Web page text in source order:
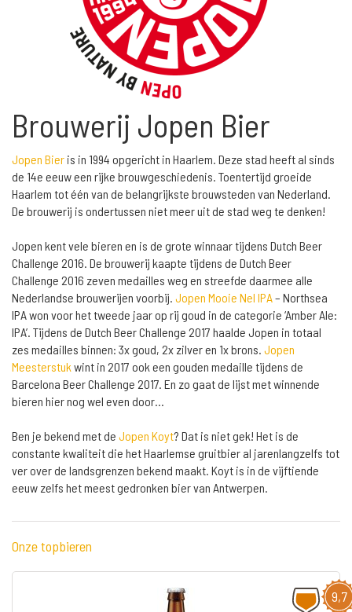
Brouwerij Jopen Bier
Jopen Bier is in 1994 opgericht in Haarlem. Deze stad heeft al sinds
de 14e eeuw een rijke brouwgeschiedenis. Toentertijd groeide
Haarlem tot één van de belangrijkste brouwsteden van Nederland.
De brouwerij is ondertussen niet meer uit de stad weg te denken!
Jopen kent vele bieren en is de grote winnaar tijdens Dutch Beer
Challenge 2016. De brouwerij kaapte tijdens de Dutch Beer
Challenge 2016 zeven medailles weg en streefde daarmee alle
Nederlandse brouwerijen voorbij. Jopen Mooie Nel IPA– Northsea
IPA won voor het tweede jaar op rij goud in de categorie ‘Amber Ale:
IPA’. Tijdens de Dutch Beer Challenge 2017 haalde Jopen in totaal
zes medailles binnen: 3x goud, 2x zilver en 1x brons. Jopen
Meesterstuk wint in 2017 ook een gouden medaille tijdens de
Barcelona Beer Challenge 2017. En zo gaat de lijst met winnende
bieren hier nog wel even door...
Ben je bekend met de Jopen Koyt? Dat is niet gek! Het is de
constante kwaliteit die het Haarlemse gruitbier al jarenlangzelfs tot
ver over de landsgrenzen bekend maakt. Koyt is in de vijftiende
eeuw zelfs het meest gedronken bier van Antwerpen.
Onze topbieren
9,7